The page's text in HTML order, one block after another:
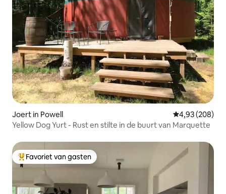
Joert in Powell Gemiddelde
4,93 (208)
Yellow Dog Yurt - Rust en stilte in de buurt van Marquette
Topfavoriet van gasten
Favoriet van gasten